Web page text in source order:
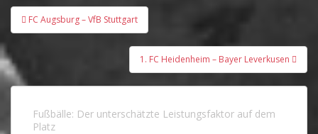
Beitragsnavigation
FC Augsburg – VfB Stuttgart
1. FC Heidenheim – Bayer Leverkusen
Fußbälle: Der unterschätzte Leistungsfaktor auf dem
Platz